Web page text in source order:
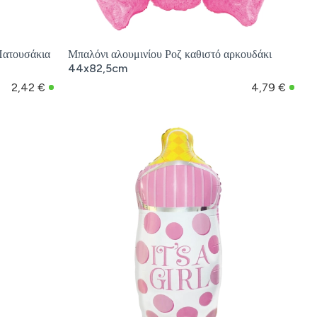
2,42 €
Μπαλόνι αλουμινίου Ροζ καθιστό αρκουδάκι
44x82,5cm
4,79 €